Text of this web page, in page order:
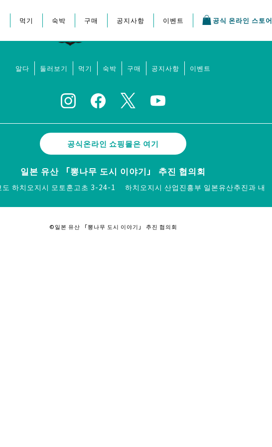
축제
먹기 숙박 구매 공지사항 이벤트 공식 온라인 스토어
알다 둘러보기 먹기 숙박 구매 공지사항 이벤트
공식온라인 쇼핑몰은 여기
일본 유산 「뽕나무 도시 이야기」 추진 협의회
도 하치오지시 모토혼고초 3-24-1 하치오지시 산업진흥부 일본유산추진과 내
©일본 유산 「뽕나무 도시 이야기」 추진 협의회